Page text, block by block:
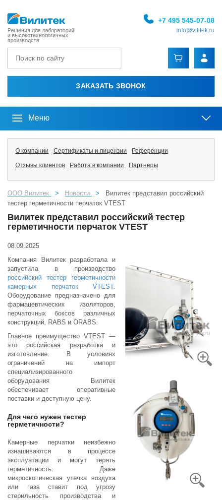
Решения для лабораторий
и высокотехнологичных
производств
+7 495 545-07-08
info@vilitek.ru
ЗАКАЗАТЬ ЗВОНОК
Меню
О компании Сертификаты и лицензии Референции
Отзывы клиентов Работа в компании Партнеры
ООО Вилитек > Новости >
Вилитек представил российский
тестер герметичности перчаток VTEST
Вилитек представил российский тестер
герметичности перчаток VTEST
08.09.2025
Компания Вилитек разработала и
запустила в производство
российский тестер герметичности
камерных перчаток VTEST.
Оборудование предназначено для
фармацевтических изоляторов,
перчаточных боксов различных
конструкций, RABS и ORABS.
Главное преимущество VTEST —
это российская разработка и
изготовление. В условиях
ограничений на импорт
специализированного
оборудования Вилитек
обеспечивает оперативные
поставки и доступную цену.
Для чего нужен тестер
герметичности?
Камерные перчатки неизбежно
изнашиваются в процессе
эксплуатации и могут терять
герметичность. Даже
микроскопическая утечка воздуха
или газа ставит под угрозу
стерильность производства и